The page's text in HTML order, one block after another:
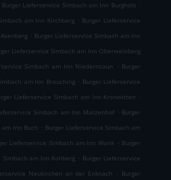
Burger Lieferservice Simbach am Inn Burgholz .
am Inn Kirchberg . Burger Lieferservice
. Burger Lieferservice Simbach am Inn
Lieferservice Simbach am Inn Oberweinberg
Simbach am Inn Niedernzaun . Burger
am Inn Brauching . Burger Lieferservice
Lieferservice Simbach am Inn Kronwitten .
Simbach am Inn Matzenhof . Burger
Inn Buch . Burger Lieferservice Simbach am
Lieferservice Simbach am Inn Wank . Burger
Simbach am Inn Kollberg . Burger Lieferservice
Neukirchen an der Enknach . Burger